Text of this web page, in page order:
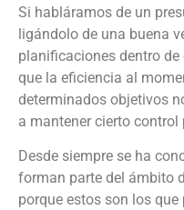
Si habláramos de un
ligándolo de una buena
planificaciones dentro
que la eficiencia al
determinados objetivos
a mantener cierto control
Desde siempre se ha
forman parte del ámbito
porque estos son los